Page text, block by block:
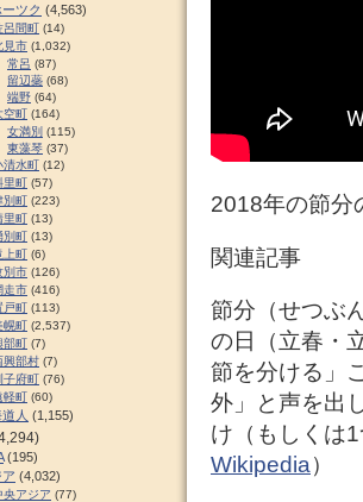
2018年の節分
関連記事
節分（せつぶ
の日（立春・
節を分ける」
外」と声を出
け（もしくは
Wikipedia）
ツク (4,563)
呂間町 (14)
見市 (1,032)
常呂 (87)
留辺蘂 (68)
端野 (64)
空町 (164)
女満別 (115)
東藻琴 (37)
清水町 (12)
里町 (57)
別町 (223)
里町 (13)
別町 (13)
上町 (6)
別市 (126)
走市 (416)
戸町 (113)
幌町 (2,537)
部町 (7)
興部村 (7)
子府町 (76)
軽町 (60)
人 (1,155)
(195)
ア (4,032)
央アジア (77)